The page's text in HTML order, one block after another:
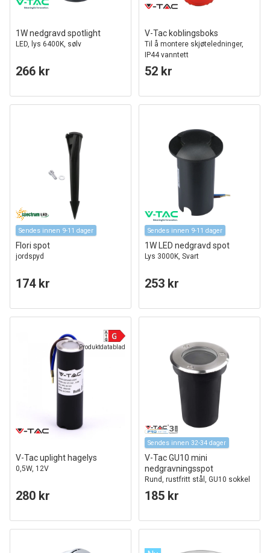
1W nedgravd spotlight
LED, lys 6400K, sølv
266 kr
V-Tac koblingsboks
Til å montere skjøteledninger,
IP44 vanntett
52 kr
Sendes innen 9-11 dager
Flori spot
jordspyd
174 kr
Sendes innen 9-11 dager
1W LED nedgravd spot
Lys 3000K, Svart
253 kr
Produktdatablad
V-Tac uplight hagelys
0,5W, 12V
280 kr
Sendes innen 32-34 dager
V-Tac GU10 mini
nedgravningsspot
Rund, rustfritt stål, GU10 sokkel
185 kr